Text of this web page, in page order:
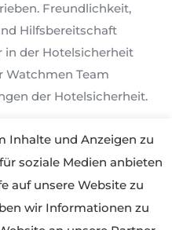
Freundlichkeit,
Hilfsbereitschaft
in der Hotelsicherheit
Watchmen Team
der Hotelsicherheit.
uns auf
09 218
Inhalte und Anzeigen zu
soziale Medien anbieten
auf unsere Website zu
wir Informationen zu